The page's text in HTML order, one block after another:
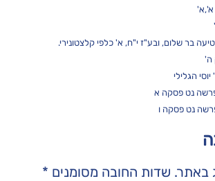
א',א'
בר שלום, ובע"ז י"ח, א' כלפי קלצטונירי.
ה'
הגלילי
נט פסקה א
נט פסקה ו
באתר. שדות החובה מסומנים *